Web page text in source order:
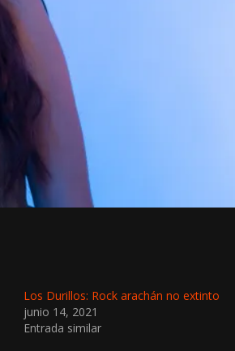
Los Durillos: Rock arachán no extinto
junio 14, 2021
Entrada similar